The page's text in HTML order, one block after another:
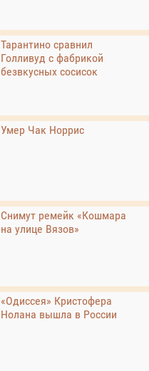
Тарантино сравнил
Голливуд с фабрикой
безвкусных сосисок
Умер Чак Норрис
Снимут ремейк «Кошмара
на улице Вязов»
«Одиссея» Кристофера
Нолана вышла в России